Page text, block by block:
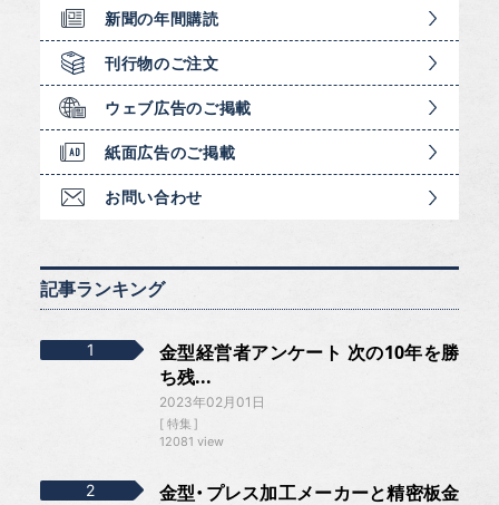
新聞の年間購読
刊行物のご注文
ウェブ広告のご掲載
紙面広告のご掲載
お問い合わせ
記事ランキング
金型経営者アンケート 次の10年を勝
ち残...
2023年02月01日
特集
12081 view
金型・プレス加工メーカーと精密板金